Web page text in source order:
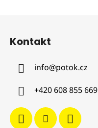
Kontakt
info@potok.cz
+420 608 855 669